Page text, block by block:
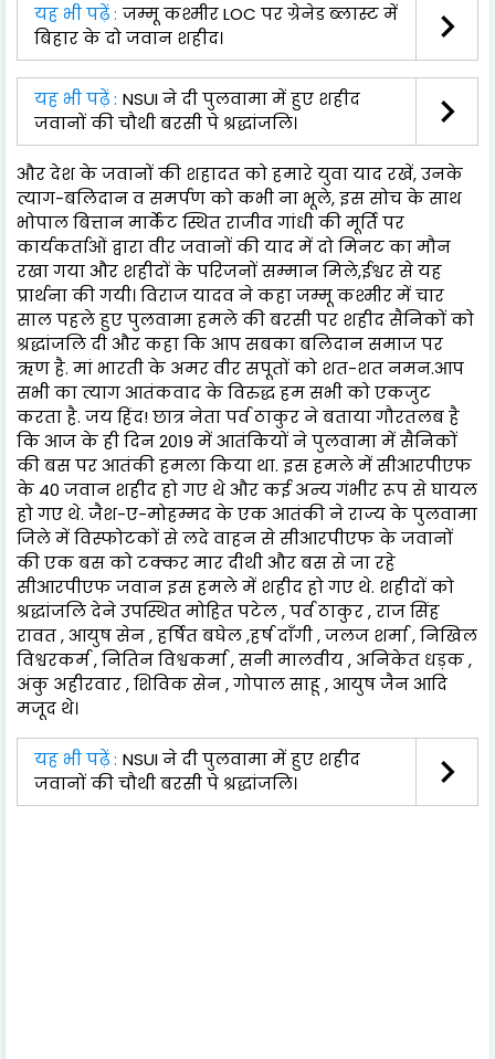
यह भी पढ़ें : जम्मू कश्मीर LOC पर ग्रेनेड ब्लास्ट में
बिहार के दो जवान शहीद।
यह भी पढ़ें : NSUI ने दी पुलवामा में हुए शहीद
जवानों की चौथी बरसी पे श्रद्धांजलि।
और देश के जवानों की शहादत को हमारे युवा याद रखें, उनके
त्याग-बलिदान व समर्पण को कभी ना भूले, इस सोच के साथ
भोपाल बित्तान मार्केट स्थित राजीव गांधी की मूर्ति पर
कार्यकर्ताओं द्वारा वीर जवानों की याद में दो मिनट का मौन
रखा गया और शहीदों के परिजनों सम्मान मिले,ईश्वर से यह
प्रार्थना की गयी। विराज यादव ने कहा जम्मू कश्मीर में चार
साल पहले हुए पुलवामा हमले की बरसी पर शहीद सैनिकों को
श्रद्धांजलि दी और कहा कि आप सबका बलिदान समाज पर
ऋण है. मां भारती के अमर वीर सपूतों को शत-शत नमन.आप
सभी का त्याग आतंकवाद के विरुद्ध हम सभी को एकजुट
करता है. जय हिंद! छात्र नेता पर्व ठाकुर ने बताया गौरतलब है
कि आज के ही दिन 2019 में आतंकियों ने पुलवामा में सैनिकों
की बस पर आतंकी हमला किया था. इस हमले में सीआरपीएफ
के 40 जवान शहीद हो गए थे और कई अन्य गंभीर रूप से घायल
हो गए थे. जैश-ए-मोहम्मद के एक आतंकी ने राज्य के पुलवामा
जिले में विस्फोटकों से लदे वाहन से सीआरपीएफ के जवानों
की एक बस को टक्कर मार दीथी और बस से जा रहे
सीआरपीएफ जवान इस हमले में शहीद हो गए थे. शहीदों को
श्रद्धांजलि देने उपस्थित मोहित पटेल , पर्व ठाकुर , राज सिंह
रावत , आयुष सेन , हर्षित बघेल ,हर्ष दाँगी , जलज शर्मा , निखिल
विश्वरकर्म , नितिन विश्वकर्मा , सनी मालवीय , अनिकेत धड़क ,
अंकु अहीरवार , शिविक सेन , गोपाल साहू , आयुष जैन आदि
मजूद थे।
यह भी पढ़ें : NSUI ने दी पुलवामा में हुए शहीद
जवानों की चौथी बरसी पे श्रद्धांजलि।